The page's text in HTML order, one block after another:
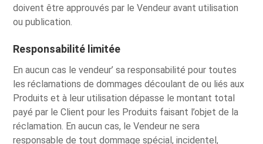
doivent être approuvés par le Vendeur avant utilisation
ou publication.
Responsabilité limitée
En aucun cas le vendeur’ sa responsabilité pour toutes
les réclamations de dommages découlant de ou liés aux
Produits et à leur utilisation dépasse le montant total
payé par le Client pour les Produits faisant l’objet de la
réclamation. En aucun cas, le Vendeur ne sera
responsable de tout dommage spécial, incidentel,